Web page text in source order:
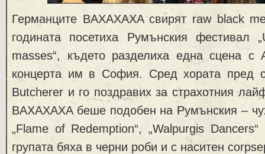
Германците BAXAXAXA свирят raw black
годината посетиха Румънския фестивал
masses“, където разделиха една сцена с
концерта им в София. Сред хората пред
Butcherer и го поздравих за страхотния
BAXAXAXA беше подобен на Румънския –
„Flame of Redemption“, „Walpurgis
групата бяха в черни роби и с наситен